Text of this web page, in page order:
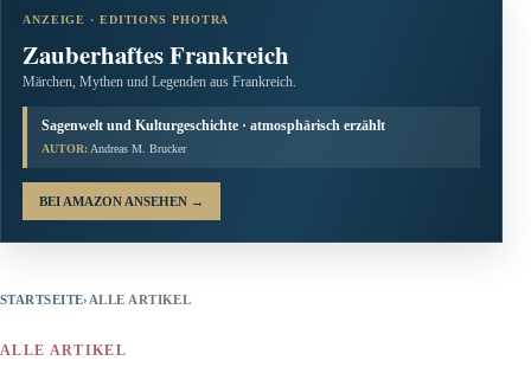
ANZEIGE · EDITIONS PHOTRA
Zauberhaftes Frankreich
Märchen, Mythen und Legenden aus Frankreich.
Sagenwelt und Kulturgeschichte · atmosphärisch erzählt
AUTOR: Andreas M. Brucker
BEI AMAZON ANSEHEN →
STARTSEITE› ALLE ARTIKEL
ALLE ARTIKEL